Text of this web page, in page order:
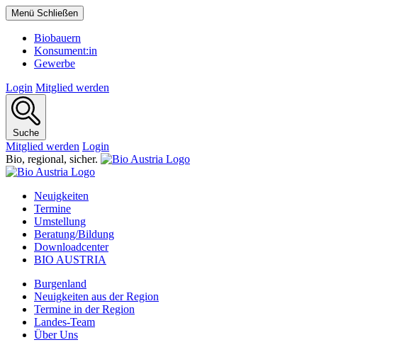
Menü Schließen
Biobauern
Konsument:in
Gewerbe
Login Mitglied werden
Suche
Mitglied werden Login
Bio, regional, sicher.
Neuigkeiten
Termine
Umstellung
Beratung/Bildung
Downloadcenter
BIO AUSTRIA
Burgenland
Neuigkeiten aus der Region
Termine in der Region
Landes-Team
Über Uns